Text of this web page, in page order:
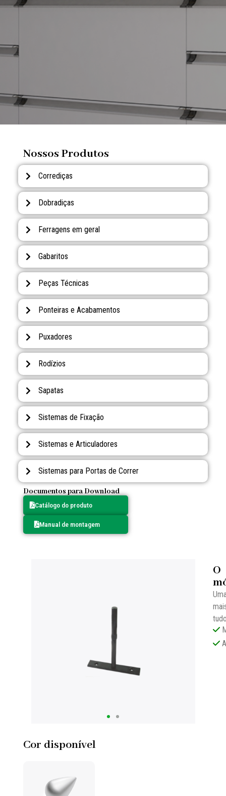
Nossos Produtos
Corrediças
Dobradiças
Ferragens em geral
Gabaritos
Peças Técnicas
Ponteiras e Acabamentos
Puxadores
Rodízios
Sapatas
Sistemas de Fixação
Sistemas e Articuladores
Sistemas para Portas de Correr
Documentos para Download
Catálogo do produto
Manual de montagem
Cor disponível